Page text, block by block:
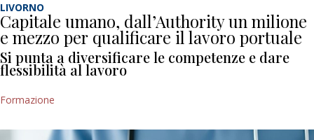
LIVORNO
Capitale umano, dall’Authority un milione
e mezzo per qualificare il lavoro portuale
Si punta a diversificare le competenze e dare
flessibilità al lavoro
Formazione